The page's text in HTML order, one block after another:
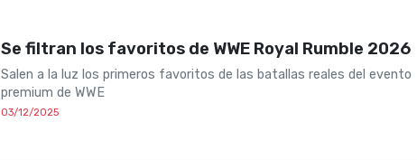
Se filtran los favoritos de WWE Royal Rumble 2026
Salen a la luz los primeros favoritos de las batallas reales del evento
premium de WWE
03/12/2025